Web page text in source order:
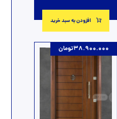
افزودن به سبد خرید
38.900.000تومان